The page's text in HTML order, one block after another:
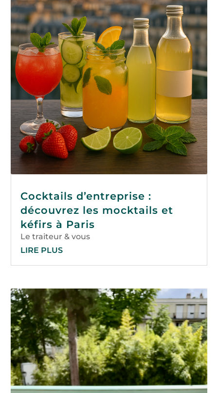
Cocktails d’entreprise :
découvrez les mocktails et
kéfirs à Paris
Le traiteur & vous
LIRE PLUS